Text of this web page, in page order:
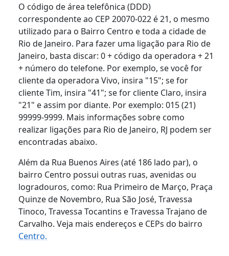
O código de área telefônica (DDD)
correspondente ao CEP 20070-022 é 21, o mesmo
utilizado para o Bairro Centro e toda a cidade de
Rio de Janeiro. Para fazer uma ligação para Rio de
Janeiro, basta discar: 0 + código da operadora + 21
+ número do telefone. Por exemplo, se você for
cliente da operadora Vivo, insira "15"; se for
cliente Tim, insira "41"; se for cliente Claro, insira
"21" e assim por diante. Por exemplo: 015 (21)
99999-9999. Mais informações sobre como
realizar ligações para Rio de Janeiro, RJ podem ser
encontradas abaixo.
Além da Rua Buenos Aires (até 186 lado par), o
bairro Centro possui outras ruas, avenidas ou
logradouros, como: Rua Primeiro de Março, Praça
Quinze de Novembro, Rua São José, Travessa
Tinoco, Travessa Tocantins e Travessa Trajano de
Carvalho. Veja mais endereços e CEPs do bairro
Centro.